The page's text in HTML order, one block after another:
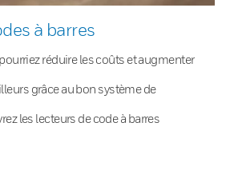
à barres
réduire les coûts et augmenter
grâce au bon système de
les lecteurs de code à barres